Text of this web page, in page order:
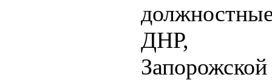
ДНР,